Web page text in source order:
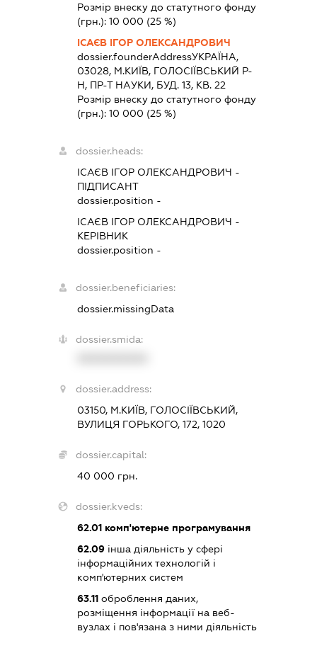
Розмір внеску до статутного фонду
(грн.):10 000 (25 %)
ІСАЄВ ІГОР ОЛЕКСАНДРОВИЧ
dossier.founderAddressУКРАЇНА,
03028, М.КИЇВ, ГОЛОСІЇВСЬКИЙ Р-
Н, ПР-Т НАУКИ, БУД. 13, КВ. 22
Розмір внеску до статутного фонду
(грн.):10 000 (25 %)
dossier.heads:
ІСАЄВ ІГОР ОЛЕКСАНДРОВИЧ -
ПІДПИСАНТ
dossier.position -
ІСАЄВ ІГОР ОЛЕКСАНДРОВИЧ -
КЕРІВНИК
dossier.position -
dossier.beneficiaries:
dossier.missingData
dossier.smida:
dossier.address:
03150, М.КИЇВ, ГОЛОСІЇВСЬКИЙ,
ВУЛИЦЯ ГОРЬКОГО, 172, 1020
dossier.capital:
40 000 грн.
dossier.kveds:
62.01 комп'ютерне програмування
62.09 інша діяльність у сфері
інформаційних технологій і
комп'ютерних систем
63.11 оброблення даних,
розміщення інформації на веб-
вузлах і пов'язана з ними діяльність